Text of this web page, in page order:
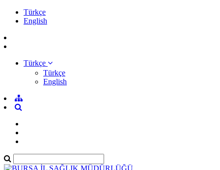
Türkçe
English
Türkçe
Türkçe
English